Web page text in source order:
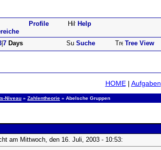
Profile Help
7 Days Suche Tree View
HOME| Aufgaben
Niveau » Zahlentheorie » Abelsche Gruppen
am Mittwoch, den 16. Juli, 2003 - 10:53: